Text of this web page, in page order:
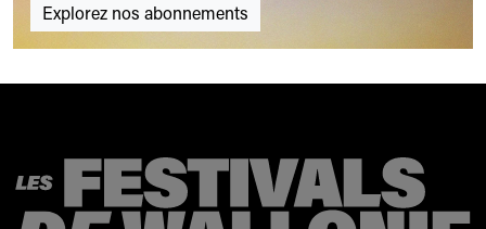
Explorez nos abonnements